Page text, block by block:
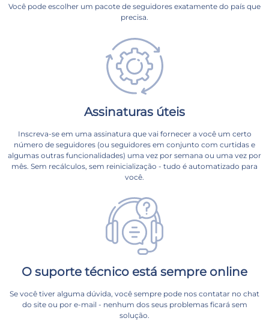
Você pode escolher um pacote de seguidores exatamente do país que
precisa.
Assinaturas úteis
Inscreva-se em uma assinatura que vai fornecer a você um certo
número de seguidores (ou seguidores em conjunto com curtidas e
algumas outras funcionalidades) uma vez por semana ou uma vez por
mês. Sem recálculos, sem reinicialização - tudo é automatizado para
você.
O suporte técnico está sempre online
Se você tiver alguma dúvida, você sempre pode nos contatar no chat
do site ou por e-mail - nenhum dos seus problemas ficará sem
solução.